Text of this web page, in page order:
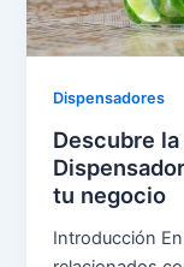
Dispensadores
Descubre
tu negocio
Introducción